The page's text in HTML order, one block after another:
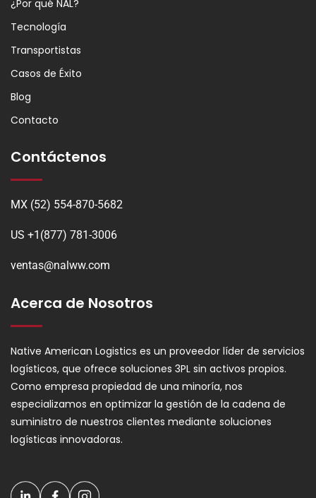
¿Por qué NAL?
Tecnología
Transportistas
Casos de Éxito
Blog
Contacto
Contáctenos
MX (52) 554-870-5682
US +1(877) 781-3006
ventas@nalww.com
Acerca de Nosotros
Native American Logistics es un proveedor líder de servicios
logísticos, que ofrece soluciones 3PL sin activos propios.
Como empresa propiedad de una minoría, nos
especializamos en optimizar la gestión de la cadena de
suministro de nuestros clientes mediante soluciones
logísticas innovadoras.